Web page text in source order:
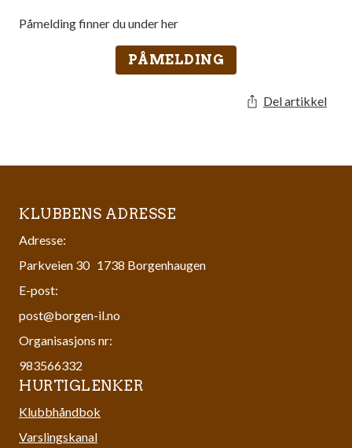
Påmelding finner du under her
PÅMELDING
Del artikkel
KLUBBENS ADRESSE
Adresse:
Parkveien 30 1738 Borgenhaugen
E-post:
post@borgen-il.no
Organisasjons nr:
983566332
HURTIGLENKER
Klubbhåndbok
Varslingskanal